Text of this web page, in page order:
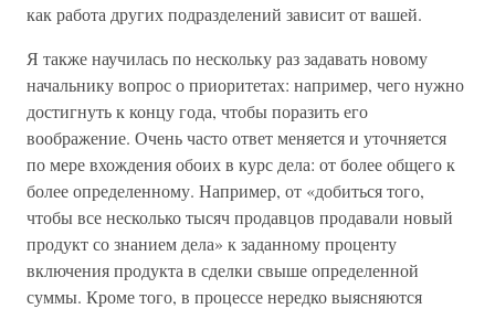
как работа других подразделений зависит от вашей.
Я также научилась по нескольку раз задавать новому
начальнику вопрос о приоритетах: например, чего нужно
достигнуть к концу года, чтобы поразить его
воображение. Очень часто ответ меняется и уточняется
по мере вхождения обоих в курс дела: от более общего к
более определенному. Например, от «добиться того,
чтобы все несколько тысяч продавцов продавали новый
продукт со знанием дела» к заданному проценту
включения продукта в сделки свыше определенной
суммы. Кроме того, в процессе нередко выясняются